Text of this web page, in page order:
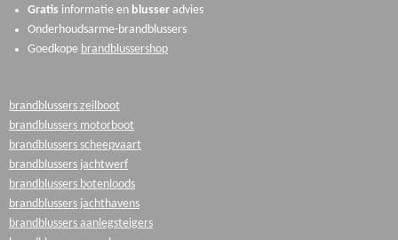
Gratis informatie en blusser advies
Onderhoudsarme-brandblussers
Goedkope brandblussershop
brandblussers zeilboot
brandblussers motorboot
brandblussers scheepvaart
brandblussers jachtwerf
brandblussers botenloods
brandblussers jachthavens
brandblussers aanlegsteigers